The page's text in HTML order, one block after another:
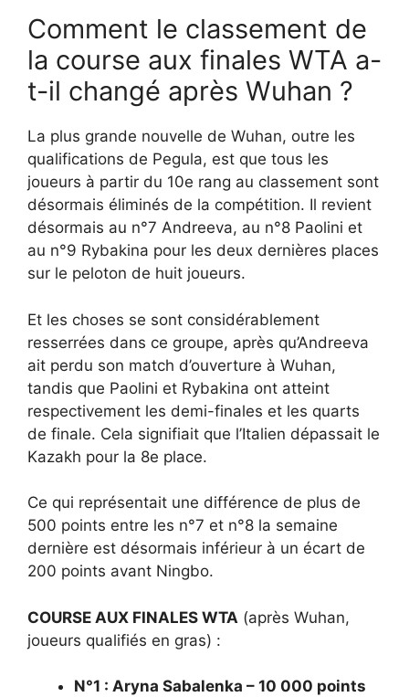
Comment le classement de
la course aux finales WTA a-
t-il changé après Wuhan ?
La plus grande nouvelle de Wuhan, outre les
qualifications de Pegula, est que tous les
joueurs à partir du 10e rang au classement sont
désormais éliminés de la compétition. Il revient
désormais au n°7 Andreeva, au n°8 Paolini et
au n°9 Rybakina pour les deux dernières places
sur le peloton de huit joueurs.
Et les choses se sont considérablement
resserrées dans ce groupe, après qu’Andreeva
ait perdu son match d’ouverture à Wuhan,
tandis que Paolini et Rybakina ont atteint
respectivement les demi-finales et les quarts
de finale. Cela signifiait que l’Italien dépassait le
Kazakh pour la 8e place.
Ce qui représentait une différence de plus de
500 points entre les n°7 et n°8 la semaine
dernière est désormais inférieur à un écart de
200 points avant Ningbo.
COURSE AUX FINALES WTA (après Wuhan,
joueurs qualifiés en gras) :
N°1 : Aryna Sabalenka – 10 000 points